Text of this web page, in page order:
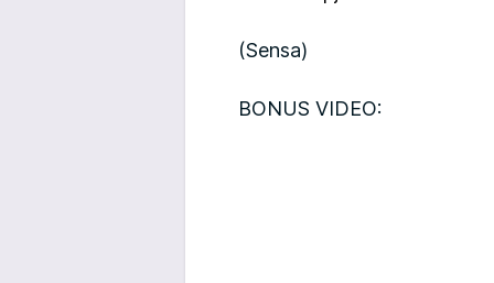
(Sensa)
BONUS VIDEO: